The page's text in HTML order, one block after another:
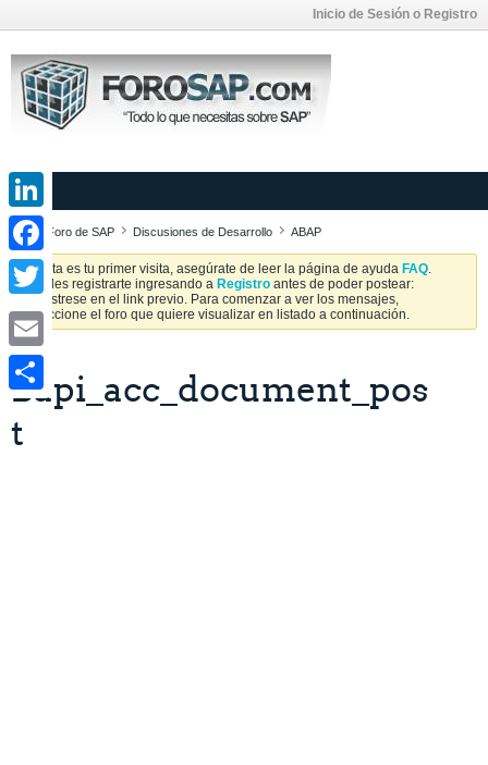
Inicio de Sesión o Registro
Foro de SAP Discusiones de Desarrollo ABAP
Si esta es tu primer visita, asegúrate de leer la página de ayuda FAQ.
Puedes registrarte ingresando a Registro antes de poder postear:
Regístrese en el link previo. Para comenzar a ver los mensajes,
seleccione el foro que quiere visualizar en listado a continuación.
Bapi_acc_document_pos
t
LinkedIn
Facebook
Twitter
Email